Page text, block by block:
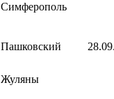
Симферополь
Пашковский
Жуляны